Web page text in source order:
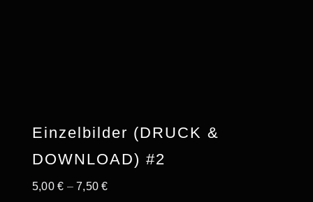
Warenkorb
Einzelbilder (DRUCK &
DOWNLOAD) #2
5,00€ –7,50€